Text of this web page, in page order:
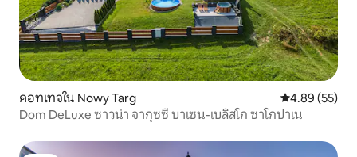
คอทเทจใน Nowy Targ คะแนนเฉลี่ย
4.89 (55)
Dom DeLuxe ซาวน่า จากุซซี่ บาเซน-เบลิสโก ซาโกปาเน